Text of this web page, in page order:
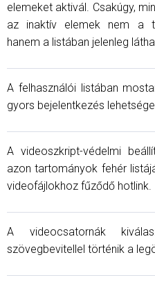
elemeket aktivál. Csakúgy,
az inaktív elemek nem a
hanem a listában jelenleg
A felhasználói listában
gyors bejelentkezés
A videoszkript-védelmi
azon tartományok fehér
videofájlokhoz fűződő hotlink.
A videocsatornák
szövegbevitellel történik a